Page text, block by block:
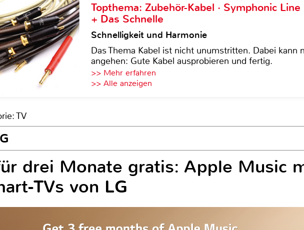
Topthema: Zubehör-Kabel · Symphonic
+ Das Schnelle
Schnelligkeit und Harmonie
Das Thema Kabel ist nicht unumstritten. Dabei kann
angehen: Gute Kabel ausprobieren und fertig.
>> Mehr erfahren
>> Alle anzeigen
TV
drei Monate gratis: Apple Music
TVs von LG